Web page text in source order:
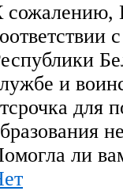
сожалению,
и
для
ли